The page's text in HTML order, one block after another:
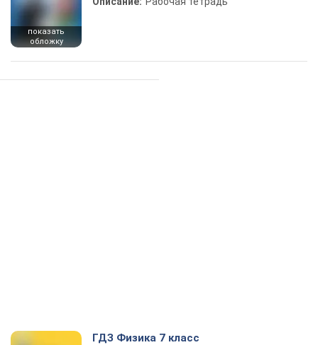
показать
обложку
ГДЗ Физика 7 класс